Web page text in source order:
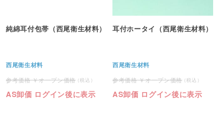
純綿耳付包帯（西尾衛生材料）
西尾衛生材料
オープン価格
AS卸価 ログイン後に表示
耳付ホータイ（西尾衛生材料）
西尾衛生材料
オープン価格
AS卸価 ログイン後に表示